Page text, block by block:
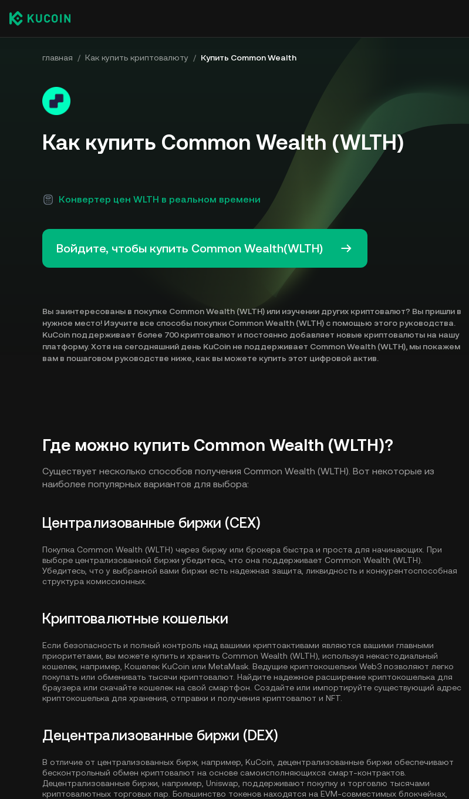
главная / Как купить криптовалюту / Купить Common Wealth
Как купить Common Wealth (WLTH)
Конвертер цен WLTH в реальном времени
Войдите, чтобы купить Common Wealth(WLTH)
Вы заинтересованы в покупке Common Wealth (WLTH) или изучении других криптовалют? Вы пришли в
нужное место! Изучите все способы покупки Common Wealth (WLTH) с помощью этого руководства.
KuCoin поддерживает более 700 криптовалют и постоянно добавляет новые криптовалюты на нашу
платформу. Хотя на сегодняшний день KuCoin не поддерживает Common Wealth (WLTH), мы покажем
вам в пошаговом руководстве ниже, как вы можете купить этот цифровой актив.
Где можно купить Common Wealth (WLTH)?
Существует несколько способов получения Common Wealth (WLTH). Вот некоторые из
наиболее популярных вариантов для выбора:
Централизованные биржи (CEX)
Покупка Common Wealth (WLTH) через биржу или брокера быстра и проста для начинающих. При
выборе централизованной биржи убедитесь, что она поддерживает Common Wealth (WLTH).
Убедитесь, что у выбранной вами биржи есть надежная защита, ликвидность и конкурентоспособная
структура комиссионных.
Криптовалютные кошельки
Если безопасность и полный контроль над вашими криптоактивами являются вашими главными
приоритетами, вы можете купить и хранить Common Wealth (WLTH), используя некастодиальный
кошелек, например, Кошелек KuCoin или MetaMask. Ведущие криптокошельки Web3 позволяют легко
покупать или обменивать тысячи криптовалют. Найдите надежное расширение криптокошелька для
браузера или скачайте кошелек на свой смартфон. Создайте или импортируйте существующий адрес
криптокошелька для хранения, отправки и получения криптовалют и NFT.
Децентрализованные биржи (DEX)
В отличие от централизованных бирж, например, KuCoin, децентрализованные биржи обеспечивают
бесконтрольный обмен криптовалют на основе самоисполняющихся смарт-контрактов.
Децентрализованные биржи, например, Uniswap, поддерживают покупку и торговлю тысячами
криптовалютных торговых пар. Большинство токенов находятся на EVM-совместимых блокчейнах,